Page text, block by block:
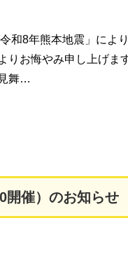
和8年熊本地震」によ
りお悔やみ申し上げま
舞…
開催）のお知らせ